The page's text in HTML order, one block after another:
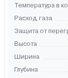
Температура в
Расход газа
Защита от
Высота
Ширина
Глубина